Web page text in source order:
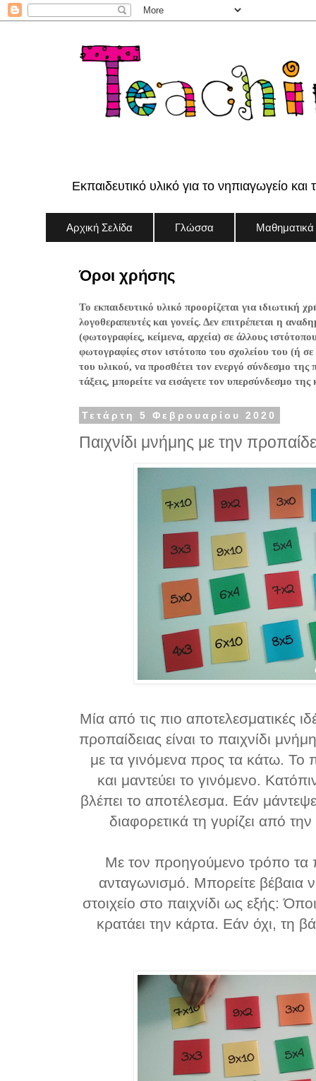
Εκπαιδευτικό υλικό για το νηπιαγωγείο και
Αρχική Σελίδα Γλώσσα Μαθηματικά
Όροι χρήσης
Το εκπαιδευτικό υλικό προορίζεται για ιδιωτική
λογοθεραπευτές και γονείς. Δεν επιτρέπεται η
(φωτογραφίες, κείμενα, αρχεία) σε άλλους
φωτογραφίες στον ιστότοπο του σχολείου του (ή
του υλικού, να προσθέτει τον ενεργό σύνδεσμο
τάξεις, μπορείτε να εισάγετε τον υπερσύνδεσμο
Τετάρτη 5 Φεβρουαρίου 2020
Παιχνίδι μνήμης με την
Μία από τις πιο αποτελεσματικές
προπαίδειας είναι το παιχνίδι
με τα γινόμενα προς τα κάτω. Το
και μαντεύει το γινόμενο.
βλέπει το αποτέλεσμα. Εάν
διαφορετικά τη γυρίζει από
Με τον προηγούμενο τρόπο τα
ανταγωνισμό. Μπορείτε βέβαια
στοιχείο στο παιχνίδι ως εξής:
κρατάει την κάρτα. Εάν όχι, τη